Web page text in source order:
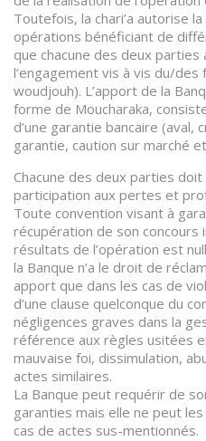
Toutefois, la chari’a autorise
opérations bénéficiant de
que chacune des deux
l’engagement vis à vis du/
woudjouh). L’apport de la
forme de Moucharaka,
d’une garantie bancaire
garantie, caution sur marché
Chacune des deux parties
participation aux pertes et
Toute convention visant à
récupération de son concours
résultats de l’opération est
la Banque n’a le droit de
apport que dans les cas de
d’une clause quelconque du
négligences graves dans la
référence aux règles usitées
mauvaise foi, dissimulation,
actes similaires.
La Banque peut requérir de
garanties mais elle ne peut
cas de actes sus-mentionnés.